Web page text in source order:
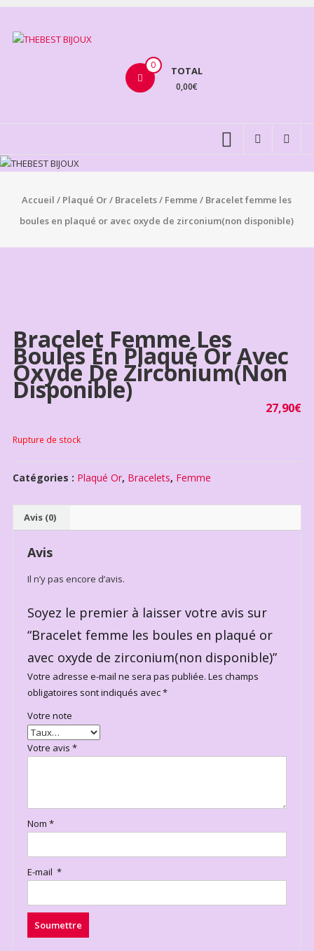
Aller
contenu
BIJOUX
0 TOTAL
0,00€
Accueil / Plaqué Or/ Bracelets/ Femme / Bracelet femme les
boules en plaqué or avec oxyde de zirconium(non disponible)
Bracelet Femme Les
Boules En Plaqué Or Avec
Oxyde De Zirconium(non
Disponible)
27,90€
Rupture de stock
Catégories : Plaqué Or, Bracelets, Femme
Avis (0)
Avis
Il n’y pas encore d’avis.
Soyez le premier à laisser votre avis sur
“Bracelet femme les boules en plaqué or
avec oxyde de zirconium(non disponible)”
Votre adresse e-mail ne sera pas publiée. Les champs
obligatoires sont indiqués avec*
Votre note
Votre avis *
Nom *
E-mail *